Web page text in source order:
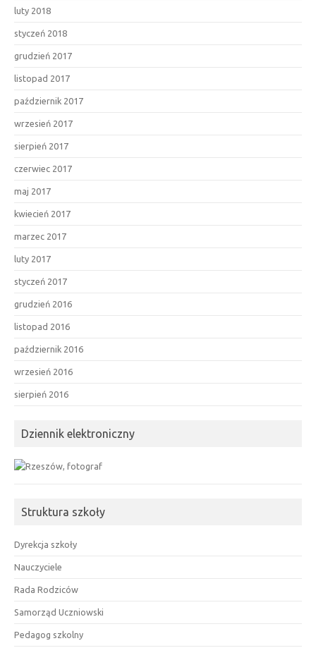
luty 2018
styczeń 2018
grudzień 2017
listopad 2017
październik 2017
wrzesień 2017
sierpień 2017
czerwiec 2017
maj 2017
kwiecień 2017
marzec 2017
luty 2017
styczeń 2017
grudzień 2016
listopad 2016
październik 2016
wrzesień 2016
sierpień 2016
Dziennik elektroniczny
Struktura szkoły
Dyrekcja szkoły
Nauczyciele
Rada Rodziców
Samorząd Uczniowski
Pedagog szkolny